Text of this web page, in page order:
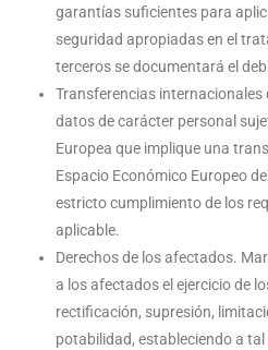
garantías suficientes para
seguridad apropiadas en el
terceros se documentará el
Transferencias
datos de carácter personal
Europea que implique una
Espacio Económico Europeo
estricto cumplimiento de los
aplicable.
Derechos de los afectados.
a los afectados el ejercicio de
rectificación, supresión,
potabilidad, estableciendo a